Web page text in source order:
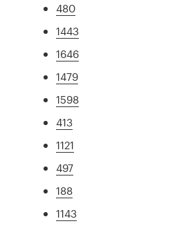
480
1443
1646
1479
1598
413
1121
497
188
1143